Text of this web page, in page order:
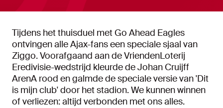
Tijdens het thuisduel met Go Ahead Eagles
ontvingen alle Ajax-fans een speciale sjaal van
Ziggo. Voorafgaand aan de VriendenLoterij
Eredivisie-wedstrijd kleurde de Johan Cruijff
ArenA rood en galmde de speciale versie van 'Dit
is mijn club' door het stadion. We kunnen winnen
of verliezen: altijd verbonden met ons alles.